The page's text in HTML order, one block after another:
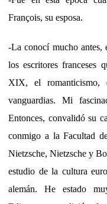
François, su esposa.
-La conocí mucho
los escritores franceses
XIX, el romanticismo,
vanguardias. Mi
Entonces, convalidó su
conmigo a la Facultad
Nietzsche, Nietzsche y
estudio de la cultura
alemán. He estado